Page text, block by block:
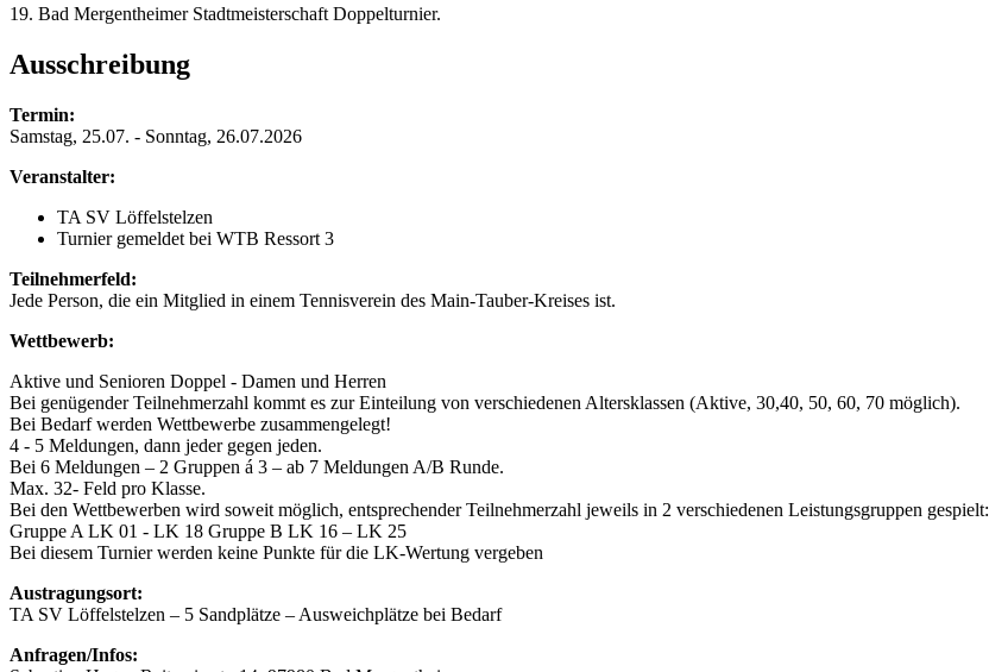
19. Bad Mergentheimer Stadtmeisterschaft Doppelturnier.
Ausschreibung
Termin:
Samstag, 25.07. - Sonntag, 26.07.2026
Veranstalter:
TA SV Löffelstelzen
Turnier gemeldet bei WTB Ressort 3
Teilnehmerfeld:
Jede Person, die ein Mitglied in einem Tennisverein des Main-Tauber-Kreises ist.
Wettbewerb:
Aktive und Senioren Doppel - Damen und Herren
Bei genügender Teilnehmerzahl kommt es zur Einteilung von verschiedenen Altersklassen (Aktive, 30,40, 50, 60, 70 möglich).
Bei Bedarf werden Wettbewerbe zusammengelegt!
4 - 5 Meldungen, dann jeder gegen jeden.
Bei 6 Meldungen – 2 Gruppen á 3 – ab 7 Meldungen A/B Runde.
Max. 32- Feld pro Klasse.
Bei den Wettbewerben wird soweit möglich, entsprechender Teilnehmerzahl jeweils in 2 verschiedenen Leistungsgruppen gespielt:
Gruppe A LK 01 - LK 18 Gruppe B LK 16 – LK 25
Bei diesem Turnier werden keine Punkte für die LK-Wertung vergeben
Austragungsort:
TA SV Löffelstelzen – 5 Sandplätze – Ausweichplätze bei Bedarf
Anfragen/Infos: